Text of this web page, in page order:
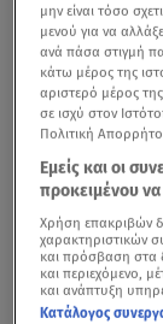
μην είναι τόσο
μενού για να
ανά πάσα στιγμή
κάτω μέρος της
αριστερό μέρος
σε ισχύ στον
Πολιτική
Εμείς και οι
προκειμένου
Χρήση επακριβών
χαρακτηριστικών
και πρόσβαση στα
και περιεχόμενο,
και ανάπτυξη
Κατάλογος